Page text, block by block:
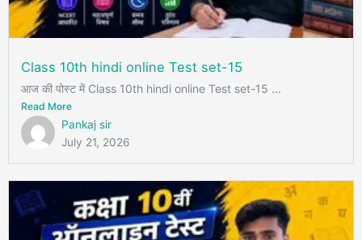
Class 10th hindi online Test set-15
आज की पोस्ट में Class 10th hindi online Test set-15 ...
Read More
Pankaj sir
July 21, 2026